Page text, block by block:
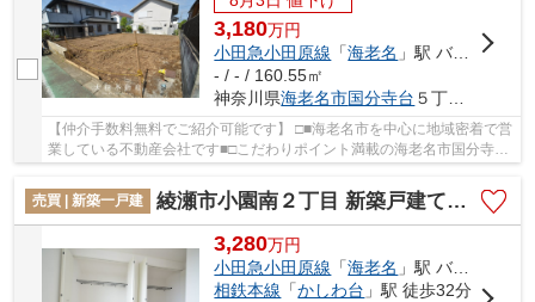
3,180万円
小田急小田原線 「海老名 」駅 バス15分 「国分寺台第10」 停歩3分
- / - / 160.55㎡
神奈川県海老名市国分寺台 ５丁目11-20
【仲介手数料無料でご紹介可能です】 □■海老名市を中心に地域密着で営
業している不動産会社です■□こだわりポイント満載の海老名市国分寺台
売買 | 新築一戸建
綾瀬市小園南２丁目 新築戸建て 全2棟【仲介手数料無料】
3,280万円
小田急小田原線 「海老名 」駅 バス22分 「小園団地」 停歩2分
相鉄本線 「かしわ台 」駅 徒歩32分